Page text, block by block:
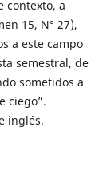
contexto, a
15, N° 27),
a este campo
semestral, de
sometidos a
ciego”.
inglés.